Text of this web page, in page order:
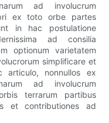
ad involucrum
ex toto orbe partes
in hac postulatione
ad consilia
optionum varietatem
simplificare et
articulo, nonnullos ex
ad involucrum
terrarum partibus
et contributiones ad